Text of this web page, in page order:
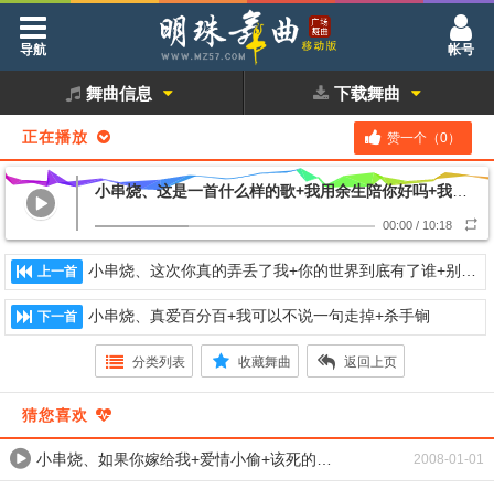
导航 帐号
舞曲信息 下载舞曲
正在播放 赞一个（0）
00:00 / 10:18
上一首 小串烧、这次你真的弄丢了我+你的世界到底有了谁+别让爱打烊
下一首 小串烧、真爱百分百+我可以不说一句走掉+杀手锏
分类列表 收藏舞曲 返回上页
猜您喜欢
小串烧、如果你嫁给我+爱情小偷+该死的温柔 2008-01-01